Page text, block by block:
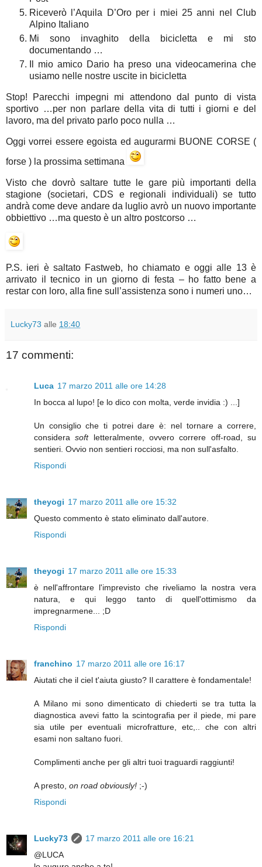
Riceverò l’Aquila D’Oro per i miei 25 anni nel Club
Alpino Italiano
Mi sono invaghito della bicicletta e mi sto
documentando …
Il mio amico Dario ha preso una videocamerina che
usiamo nelle nostre uscite in bicicletta
Stop! Parecchi impegni mi attendono dal punto di vista
sportivo …per non parlare della vita di tutti i giorni e del
lavoro, ma del privato parlo poco nulla …
Oggi vorrei essere egoista ed augurarmi BUONE CORSE (
forse ) la prossima settimana
Visto che dovrò saltare tutte le gare più importanti della
stagione (societari, CDS e regionali individuali) se tutto
andrà come deve andare da luglio avrò un nuovo importante
obbiettivo …ma questo è un altro postcorso …
P.S. ieri è saltato Fastweb, ho chiamato e oggi alle 13 è
arrivato il tecnico in un giorno di festa – ho fatto bene a
restar con loro, alla fine sull’assistenza sono i numeri uno…
Lucky73 alle 18:40
17 commenti:
Luca 17 marzo 2011 alle ore 14:28
In bocca al lupo! [e lo dico con molta, verde invidia :) ...]
Un consiglio che ti potrei dare è: nel tornare a correre,
considerasoftletteralmente, ovvero correre off-road, su
sentieri. Ovvio non sentieri rocciosi, ma non sull'asfalto.
Rispondi
theyogi 17 marzo 2011 alle ore 15:32
Questo commento è stato eliminato dall'autore.
Rispondi
theyogi 17 marzo 2011 alle ore 15:33
è nell'affrontare l'imprevisto che riveliamo la nostra vera
natura, e qui leggo tanto di quell'ottimismo da
impregnarmene... ;D
Rispondi
franchino 17 marzo 2011 alle ore 16:17
Aiutati che il ciel t'aiuta giusto? Il carattere è fondamentale!
A Milano mi sono dimenticato di chiederti se tra tutta la
diagnostica avevi fatto la scintografia per il piede, mi pare
sia utile per eventuali microfratture, etc,.. che con altri
esami non saltano fuori.
Complimenti anche per gli altri tuoi traguardi raggiunti!
A presto, on road obviously! ;-)
Rispondi
Lucky73
17 marzo 2011 alle ore 16:21
@LUCA